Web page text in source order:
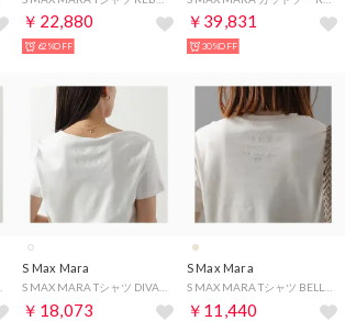
￥22,880
62%OFF
￥39,831
30%OFF
S Max Mara
￥18,073
S Max Mara
￥11,440